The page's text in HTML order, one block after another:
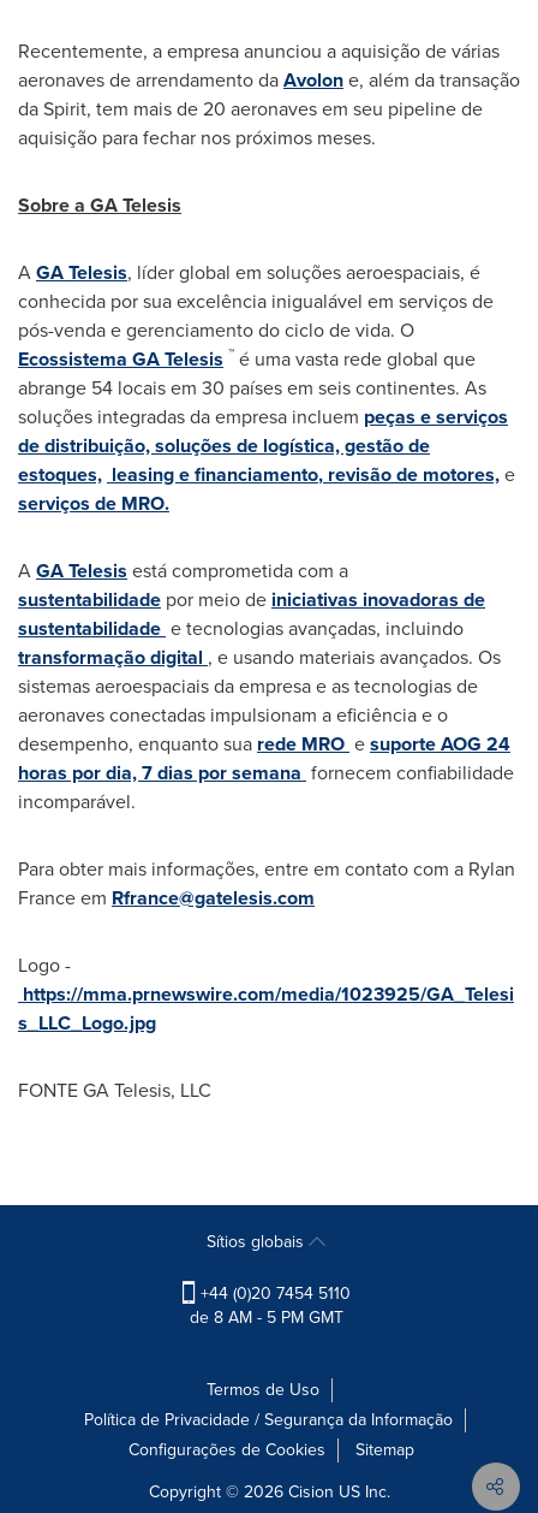
Recentemente, a empresa anunciou a aquisição de várias
aeronaves de arrendamento daAvolone, além da transação
da Spirit, tem mais de 20 aeronaves em seu pipeline de
aquisição para fechar nos próximos meses.
Sobre a GA Telesis
AGA Telesis, líder global em soluções aeroespaciais, é
conhecida por sua excelência inigualável em serviços de
pós-venda e gerenciamento do ciclo de vida. O
Ecossistema GA Telesis ™ é uma vasta rede global que
abrange 54 locais em 30 países em seis continentes. As
soluções integradas da empresa incluem peças e serviços
de distribuição, soluções de logística, gestão de
estoques, leasing e financiamento, revisão de motores,e
serviços de MRO.
AGA Telesis está comprometida com a
sustentabilidade por meio de iniciativas inovadoras de
sustentabilidade e tecnologias avançadas, incluindo
transformação digital , e usando materiais avançados. Os
sistemas aeroespaciais da empresa e as tecnologias de
aeronaves conectadas impulsionam a eficiência e o
desempenho, enquanto sua rede MRO esuporte AOG 24
horas por dia, 7 dias por semana fornecem confiabilidade
incomparável.
Para obter mais informações, entre em contato com a Rylan
Franceem Rfrance@gatelesis.com
Logo -
https://mma.prnewswire.com/media/1023925/GA_Telesi
s_LLC_Logo.jpg
FONTE GA Telesis, LLC
Sítios globais
+44 (0)20 7454 5110
de 8 AM - 5 PM GMT
Termos de Uso
Política de Privacidade / Segurança da Informação
Configurações de Cookies
Sitemap
Copyright © 2026Cision US Inc.